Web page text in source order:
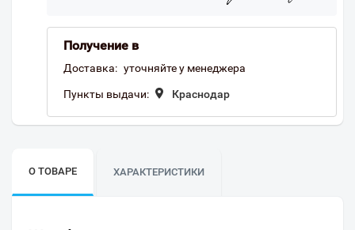
Получение в
Доставка: уточняйте у менеджера
Пункты выдачи: Краснодар
О ТОВАРЕ ХАРАКТЕРИСТИКИ